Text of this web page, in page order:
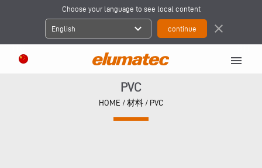
Choose your language to see local content
English expand_more close
menu
PVC
HOME / 材料/ PVC